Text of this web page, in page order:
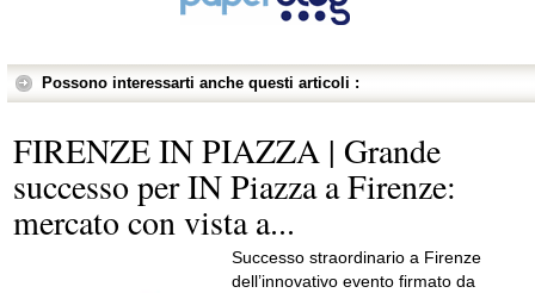
Possono interessarti anche questi articoli :
FIRENZE IN PIAZZA | Grande
successo per IN Piazza a Firenze:
mercato con vista a...
Successo straordinario a Firenze
dell’innovativo evento firmato da